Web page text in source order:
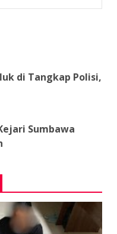
di Tangkap Polisi,
Sumbawa